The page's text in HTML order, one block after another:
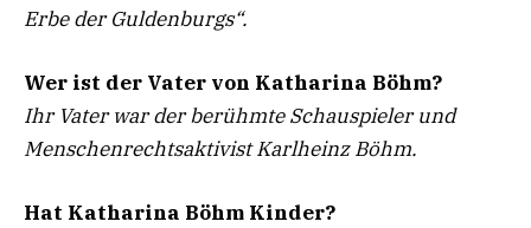
Erbe der Guldenburgs“.
Wer ist der Vater von Katharina Böhm?
Ihr Vater war der berühmte Schauspieler und
Menschenrechtsaktivist Karlheinz Böhm.
Hat Katharina Böhm Kinder?